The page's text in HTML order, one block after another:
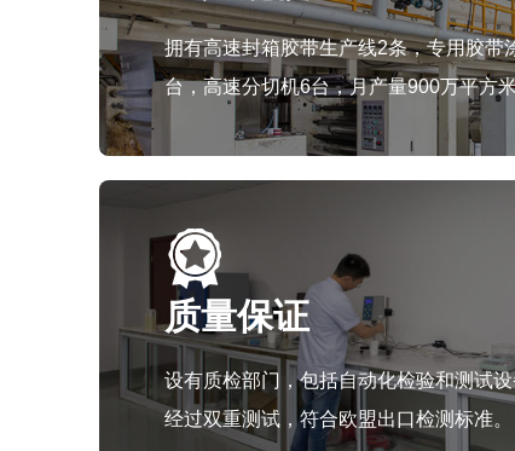
拥有高速封箱胶带生产线2条，专用胶带
台，高速分切机6台，月产量900万平方
质量保证
设有质检部门，包括自动化检验和测试
经过双重测试，符合欧盟出口检测标准。